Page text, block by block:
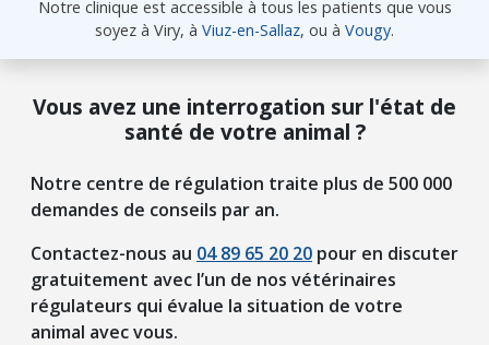
Notre clinique est accessible à tous les patients que vous
soyez à Viry, à Viuz-en-Sallaz, ou à Vougy.
Vous avez une interrogation sur l'état de
santé de votre animal ?
Notre centre de régulation traite plus de 500 000
demandes de conseils par an.
Contactez-nous au 04 89 65 20 20 pour en discuter
gratuitement avec l’un de nos vétérinaires
régulateurs qui évalue la situation de votre
animal avec vous.